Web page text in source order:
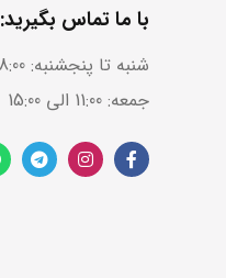
با ما تماس بگیرید: 66714131-021
شنبه تا پنجشنبه: 08:00 الی 20:00
جمعه: 11:00 الی 15:00